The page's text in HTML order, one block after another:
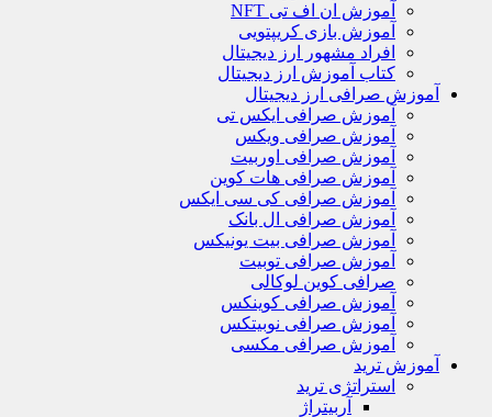
آموزش ان اف تی NFT
آموزش بازی کریپتویی
افراد مشهور ارز دیجیتال
کتاب آموزش ارز دیجیتال
آموزش صرافی ارز دیجیتال
آموزش صرافی ایکس تی
آموزش صرافی ویکس
آموزش صرافی اوربیت
آموزش صرافی هات کوین
آموزش صرافی کی سی ایکس
آموزش صرافی ال بانک
آموزش صرافی بیت یونیکس
آموزش صرافی توبیت
صرافی کوین لوکالی
آموزش صرافی کوینکس
آموزش صرافی نوبیتکس
آموزش صرافی مکسی
آموزش ترید
استراتژی‌ ترید
آربیتراژ